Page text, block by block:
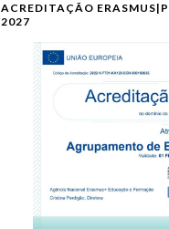
ACREDITAÇÃO
2027